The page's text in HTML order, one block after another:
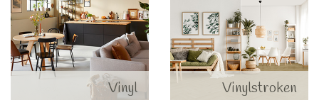
Vinyl Vinylstroken